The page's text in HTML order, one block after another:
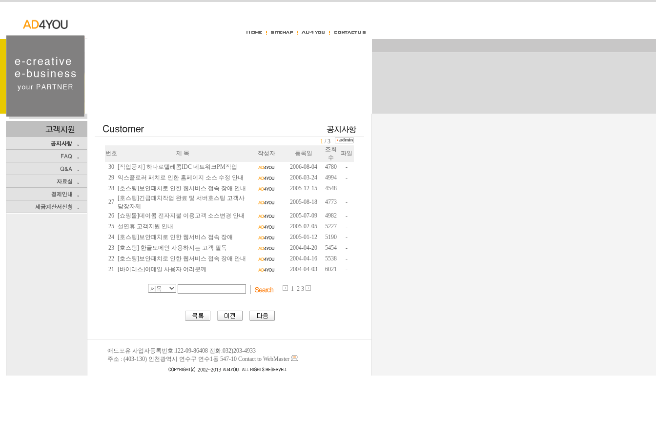
1 / 3
번호
제 목 작성자 등록일
조회
수
파일
30
[작업공지] 하나로텔레콤IDC 네트워크PM작업 2006-08-04 4780
-
29 익스플로러 패치로 인한 홈페이지 소스 수정 안내 2006-03-24 4994
-
28
[호스팅]보안패치로 인한 웹서비스 접속 장애 안내 2005-12-15 4548
-
27
[호스팅]긴급패치작업 완료 및 서버호스팅 고객사
담장자께
2005-08-18 4773
-
26
[쇼핑몰]데이콤 전자지불 이용고객 소스변경 안내 2005-07-09 4982
-
25 설연휴 고객지원 안내 2005-02-05 5227
-
24
[호스팅]보안패치로 인한 웹서비스 접속 장애 2005-01-12 5190
-
23
[호스팅] 한글도메인 사용하시는 고객 필독 2004-04-20 5454
-
22
[호스팅]보안패치로 인한 웹서비스 접속 장애 안내 2004-04-16 5538
-
21
[바이러스]이메일 사용자 여러분께 2004-04-03 6021 -
1 2 3
애드포유 사업자등록번호:122-09-86408 전화:032)203-4933
주소 : (403-130) 인천광역시 연수구 연수1동 547-10 Contact to WebMaster